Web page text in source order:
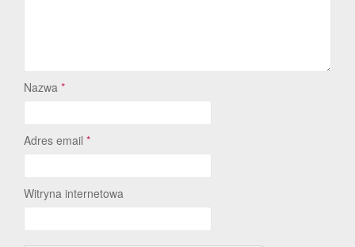
Nazwa *
Adres email *
Witryna internetowa